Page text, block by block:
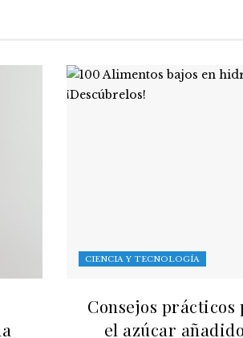
CIENCIA Y TECNOLOGÍA
Consejos
el azúcar